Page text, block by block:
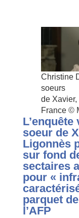
Christine
soeurs
de Xavier,
France©
soeur de
Ligonnès
sur fond
sectaires
pour «
parquet
l’AFP